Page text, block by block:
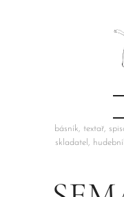
básník, textař,
skladatel,